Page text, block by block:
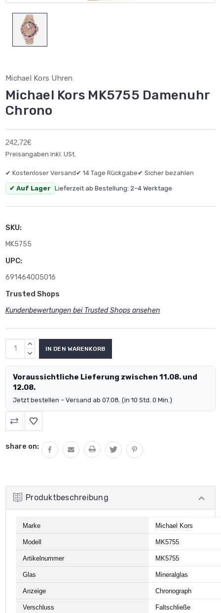
Michael Kors Uhren
Michael Kors MK5755 Damenuhr
Chrono
242,72€
Preisangaben inkl. USt.
✔ Kostenloser Versand✔ 14 Tage Rückgabe✔ Sicher bezahlen
✔ Auf Lager Lieferzeit ab Bestellung: 2–4 Werktage
SKU:
MK5755
UPC:
691464005016
Trusted Shops
Kundenbewertungen bei Trusted Shops ansehen
MENGE
ERHÖHEN:
MENGE
Voraussichtliche Lieferung zwischen 11.08. und
12.08.
Jetzt bestellen – Versand ab 07.08. (in 10 Std. 0 Min.)
share on:
Produktbeschreibung
Marke Michael Kors
Modell MK5755
Artikelnummer MK5755
Glas Mineralglas
Anzeige Chronograph
Verschluss Faltschließe